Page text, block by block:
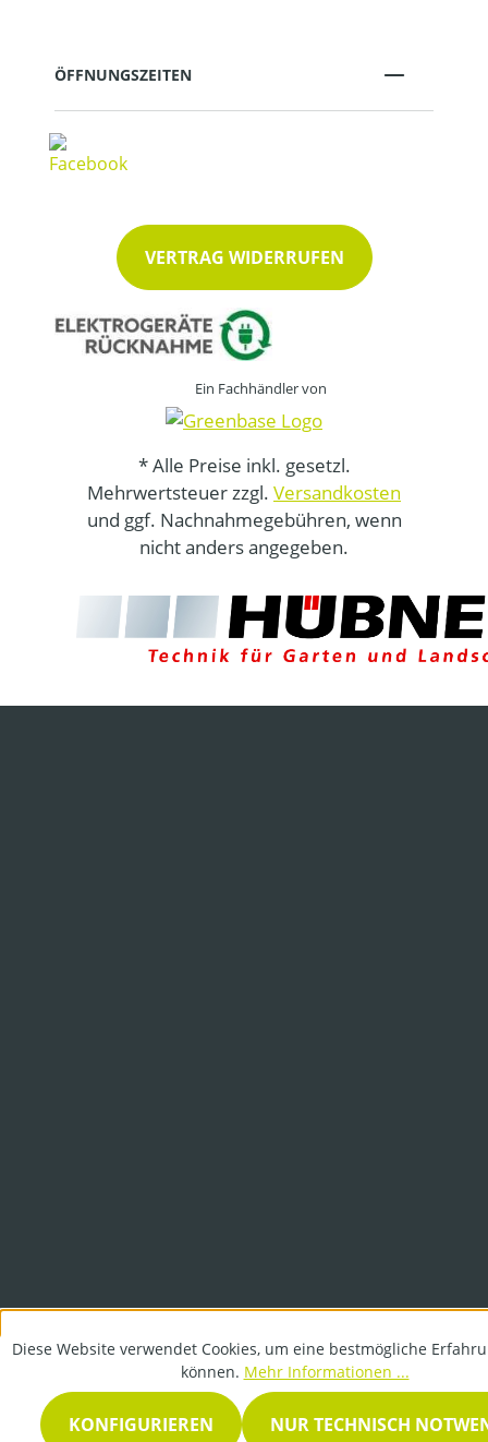
ÖFFNUNGSZEITEN
VERTRAG WIDERRUFEN
Ein Fachhändler von
* Alle Preise inkl. gesetzl.
Mehrwertsteuer zzgl. Versandkosten
und ggf. Nachnahmegebühren, wenn
nicht anders angegeben.
Diese Website verwendet Cookies, um eine bestmögliche
können. Mehr Informationen ...
NUR TECHNISCH
KONFIGURIEREN